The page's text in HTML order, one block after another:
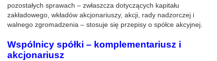
pozostałych sprawach – zwłaszcza dotyczących kapitału
zakładowego, wkładów akcjonariuszy, akcji, rady nadzorczej i
walnego zgromadzenia – stosuje się przepisy o spółce akcyjnej.
Wspólnicy spółki – komplementariusz i
akcjonariusz